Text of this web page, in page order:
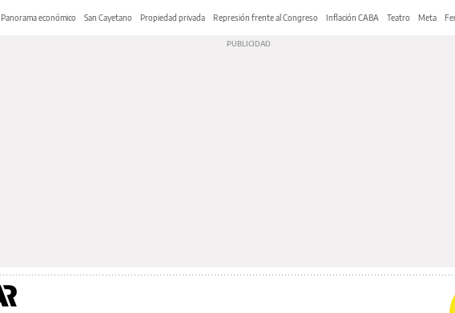
Panorama económico San Cayetano Propiedad privada Represión frente al Congreso Inflación CABA Teatro Meta